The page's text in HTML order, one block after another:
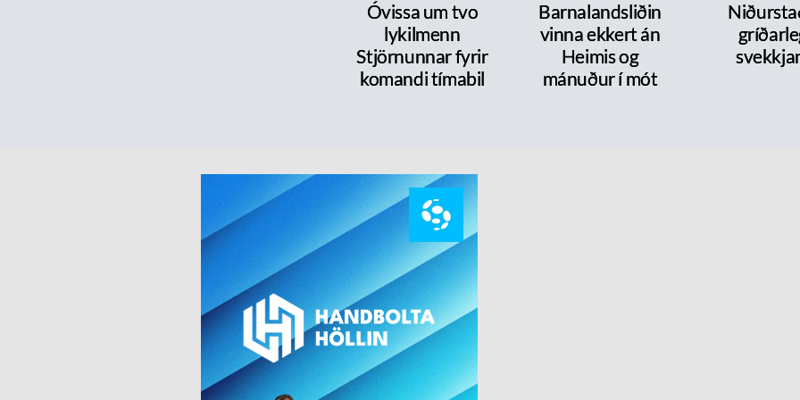
Óvissa um tvo
lykilmenn
Stjörnunnar fyrir
komandi tímabil
Barnalandsliðin
vinna ekkert án
Heimis og
mánuður í mót